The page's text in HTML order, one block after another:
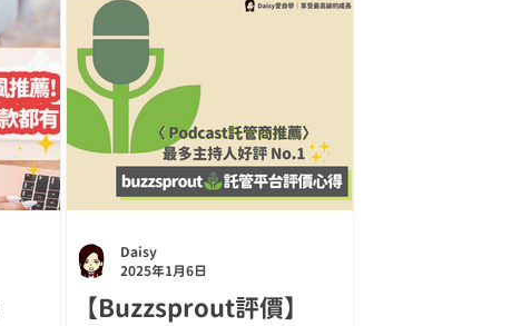
【Buzzsprout評價】
Daisy
2025年1月6日